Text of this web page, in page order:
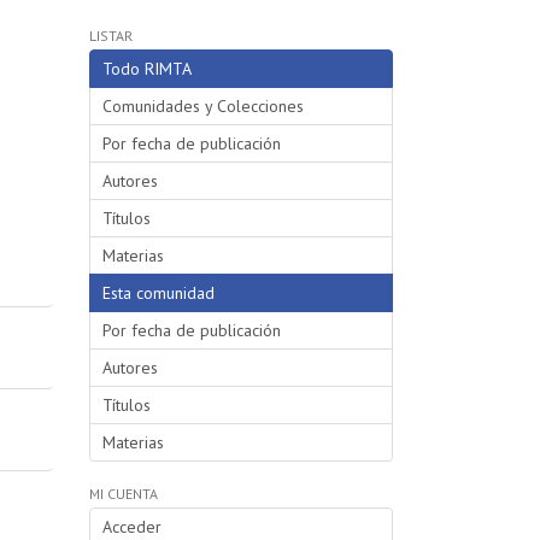
LISTAR
Todo RIMTA
Comunidades y Colecciones
Por fecha de publicación
Autores
Títulos
Materias
Esta comunidad
Por fecha de publicación
Autores
Títulos
Materias
MI CUENTA
Acceder